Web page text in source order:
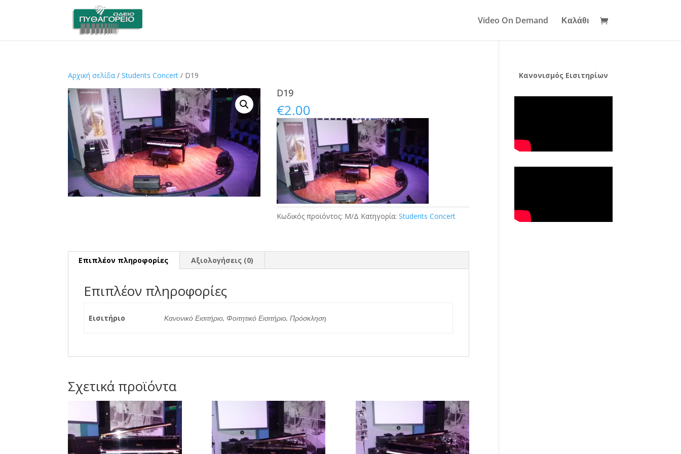
Video On Demand Καλάθι
Αρχική σελίδα /Students Concert / D19
D19
€2.00
Κωδικός προϊόντος: Μ/Δ Κατηγορία:Students Concert
Επιπλέον πληροφορίες Αξιολογήσεις (0)
Επιπλέον πληροφορίες
Εισιτήριο Κανονικό Εισιτήριο, Φοιτητικό Εισιτήριο, Πρόσκληση
Σχετικά προϊόντα
Κανονισμός Εισιτηρίων